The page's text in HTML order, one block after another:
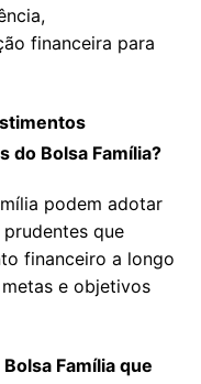
financeira para
do Bolsa Família?
podem adotar
que
financeiro a longo
e objetivos
Família que